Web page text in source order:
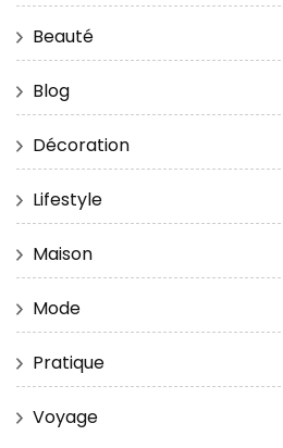
Beauté
Blog
Décoration
Lifestyle
Maison
Mode
Pratique
Voyage